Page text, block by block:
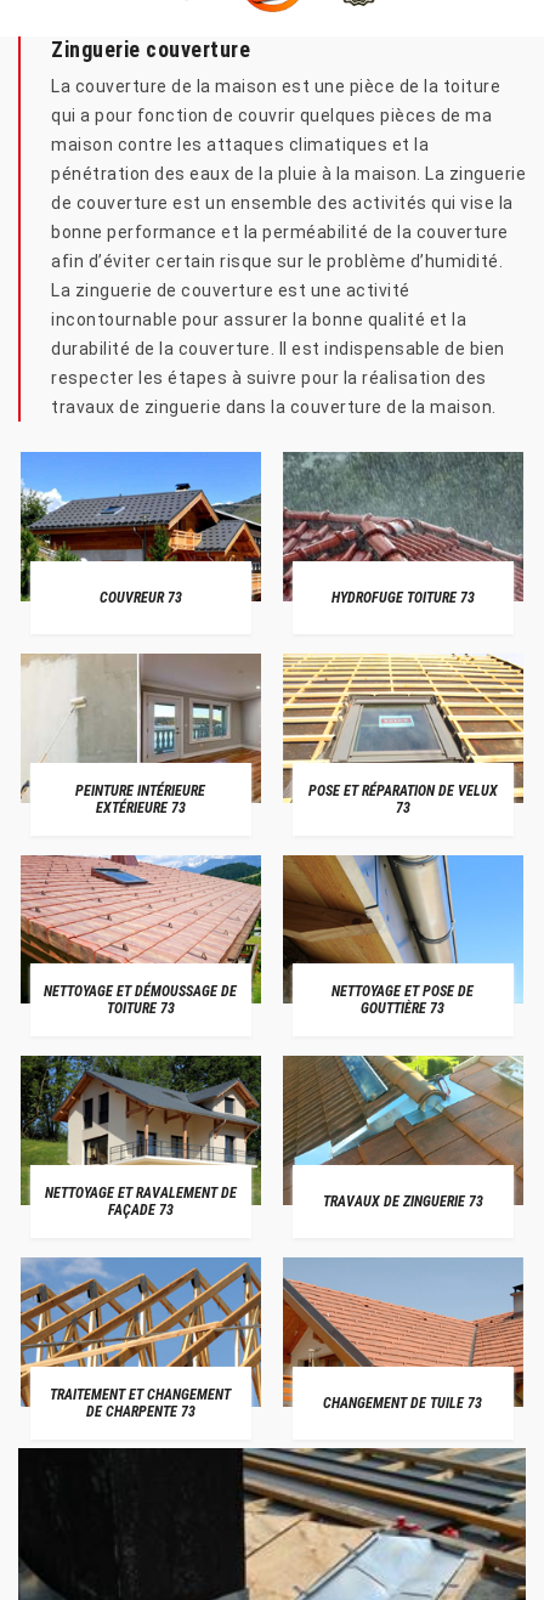
Zinguerie couverture
La couverture de la maison est une pièce de la toiture
qui a pour fonction de couvrir quelques pièces de ma
maison contre les attaques climatiques et la
pénétration des eaux de la pluie à la maison. La zinguerie
de couverture est un ensemble des activités qui vise la
bonne performance et la perméabilité de la couverture
afin d’éviter certain risque sur le problème d’humidité.
La zinguerie de couverture est une activité
incontournable pour assurer la bonne qualité et la
durabilité de la couverture. Il est indispensable de bien
respecter les étapes à suivre pour la réalisation des
travaux de zinguerie dans la couverture de la maison.
COUVREUR 73 HYDROFUGE TOITURE 73
PEINTURE INTÉRIEURE
EXTÉRIEURE 73
POSE ET RÉPARATION DE VELUX
73
NETTOYAGE ET DÉMOUSSAGE DE
TOITURE 73
NETTOYAGE ET POSE DE
GOUTTIÈRE 73
NETTOYAGE ET RAVALEMENT DE
FAÇADE 73
TRAVAUX DE ZINGUERIE 73
TRAITEMENT ET CHANGEMENT
DE CHARPENTE 73
CHANGEMENT DE TUILE 73